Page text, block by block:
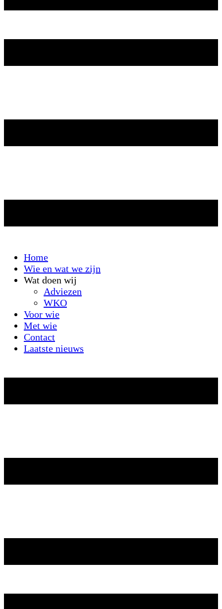
Home
Wie en wat we zijn
Wat doen wij
Adviezen
WKO
Voor wie
Met wie
Contact
Laatste nieuws